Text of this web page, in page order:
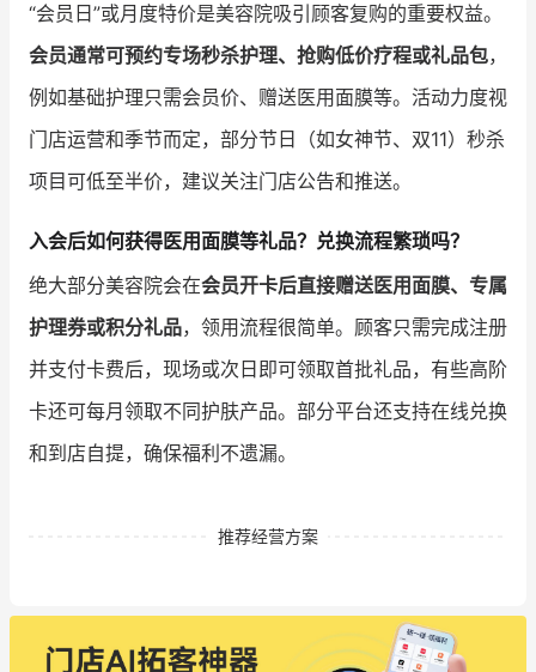
“会员日”或月度特价是美容院吸引顾客复购的重要权益。
会员通常可预约专场秒杀护理、抢购低价疗程或礼品包，
例如基础护理只需会员价、赠送医用面膜等。活动力度视
门店运营和季节而定，部分节日（如女神节、双11）秒杀
项目可低至半价，建议关注门店公告和推送。
入会后如何获得医用面膜等礼品？兑换流程繁琐吗？
绝大部分美容院会在会员开卡后直接赠送医用面膜、专属
护理券或积分礼品，领用流程很简单。顾客只需完成注册
并支付卡费后，现场或次日即可领取首批礼品，有些高阶
卡还可每月领取不同护肤产品。部分平台还支持在线兑换
和到店自提，确保福利不遗漏。
推荐经营方案